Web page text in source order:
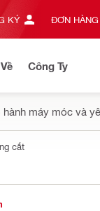
KÝ ĐƠN HÀNG
Công Ty
hành máy móc và
cắt